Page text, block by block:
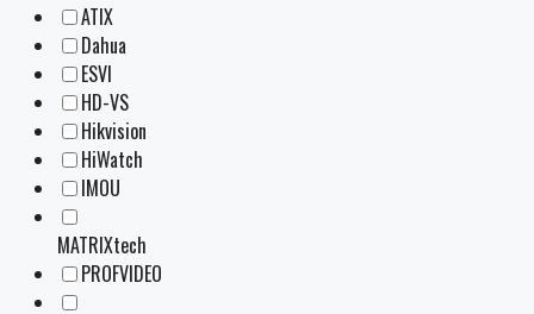
ATIX
Dahua
ESVI
HD-VS
Hikvision
HiWatch
IMOU
MATRIXtech
PROFVIDEO